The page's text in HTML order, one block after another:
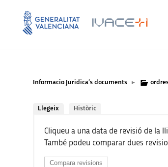
Informacio Juridica’s documents ▸
Llegeix Històric
Cliqueu a una data de revisió de la
També podeu comparar dues